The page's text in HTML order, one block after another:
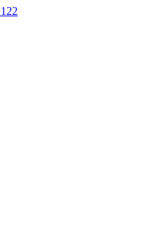
122